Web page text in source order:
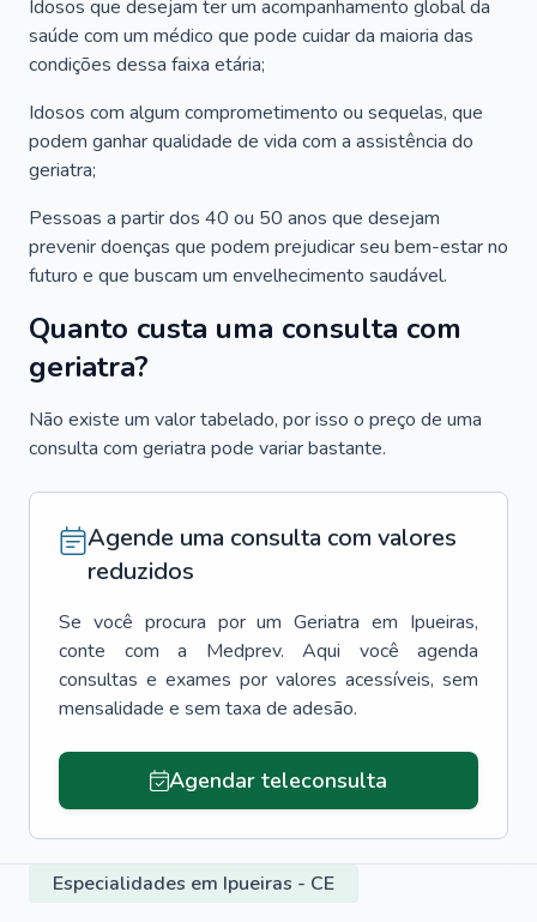
Idosos que desejam ter um acompanhamento global da
saúde com um médico que pode cuidar da maioria das
condições dessa faixa etária;
Idosos com algum comprometimento ou sequelas, que
podem ganhar qualidade de vida com a assistência do
geriatra;
Pessoas a partir dos 40 ou 50 anos que desejam
prevenir doenças que podem prejudicar seu bem-estar no
futuro e que buscam um envelhecimento saudável.
Quanto custa uma consulta com
geriatra?
Não existe um valor tabelado, por isso o preço de uma
consulta com geriatra pode variar bastante.
Agende uma consulta com valores
reduzidos
Se você procura por um Geriatra em Ipueiras,
conte com a Medprev. Aqui você agenda
consultas e exames por valores acessíveis, sem
mensalidade e sem taxa de adesão.
Agendar teleconsulta
Especialidades em Ipueiras - CE